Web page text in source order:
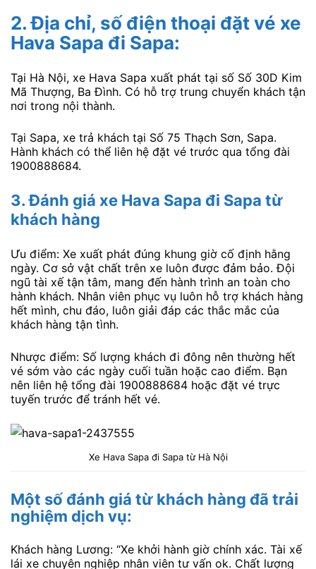
2. Địa chỉ, số điện thoại đặt vé xe
Hava Sapa đi Sapa:
Tại Hà Nội, xe Hava Sapa xuất phát tại số Số 30D Kim
Mã Thượng, Ba Đình. Có hỗ trợ trung chuyển khách tận
nơi trong nội thành.
Tại Sapa, xe trả khách tại Số 75 Thạch Sơn, Sapa.
Hành khách có thể liên hệ đặt vé trước qua tổng đài
1900888684.
3. Đánh giá xe Hava Sapa đi Sapa từ
khách hàng
Ưu điểm: Xe xuất phát đúng khung giờ cố định hằng
ngày. Cơ sở vật chất trên xe luôn được đảm bảo. Đội
ngũ tài xế tận tâm, mang đến hành trình an toàn cho
hành khách. Nhân viên phục vụ luôn hỗ trợ khách hàng
hết mình, chu đáo, luôn giải đáp các thắc mắc của
khách hàng tận tình.
Nhược điểm: Số lượng khách đi đông nên thường hết
vé sớm vào các ngày cuối tuần hoặc cao điểm. Bạn
nên liên hệ tổng đài 1900888684 hoặc đặt vé trực
tuyến trước để tránh hết vé.
Xe Hava Sapa đi Sapa từ Hà Nội
Một số đánh giá từ khách hàng đã trải
nghiệm dịch vụ:
Khách hàng Lương: “Xe khởi hành giờ chính xác. Tài xế
lái xe chuyên nghiệp nhân viên tư vấn ok. Chất lượng